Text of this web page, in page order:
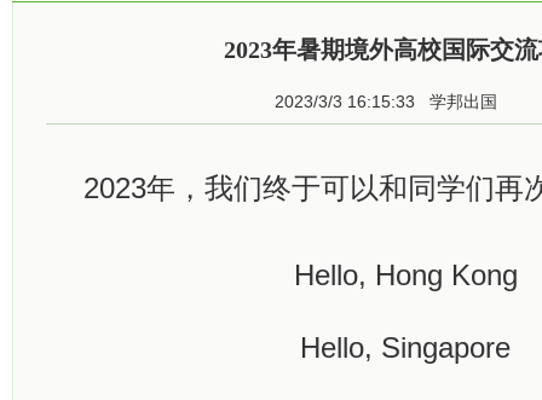
2023年暑期境外高校国际交
2023/3/3 16:15:33 学邦出国
2023年，我们终于可以和同学们再
Hello, Hong Kong
Hello, Singapore